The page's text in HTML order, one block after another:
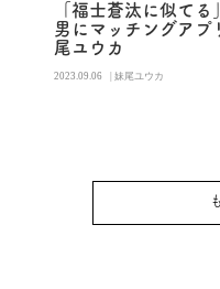
「福士蒼汰に似て
男にマッチングアプ
尾ユウカ
2023.09.06 | 妹尾ユウカ